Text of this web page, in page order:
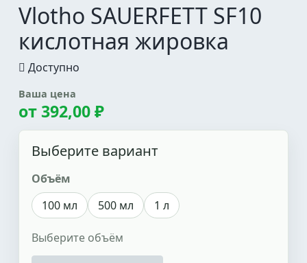
Vlotho SAUERFETT SF10
кислотная жировка
Доступно
Ваша цена
от392,00 ₽
Выберите вариант
Объём
100 мл
500 мл 1 л
Выберите объём